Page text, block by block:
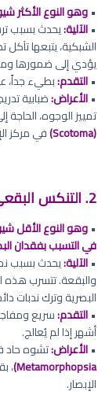
•وهو النوع الأكثر
•الآلية:يحدث بسبب
الشبكية، يتبعها
يؤدي إلى ضمورها
•التقدم:بطيء
•الأعراض:ضبابية
تمييز الوجوه،
(Scotoma)
في مركز
2. التنكس البقعي الرطب (WET AMD)
•وهو النوع الأقل
في التسبب بفقدان
•الآلية:يحدث بسبب
والبقعة. تتسرب هذه
البصرية وترك ندبات
•التقدم:سريع
أشهر إذا لم يُعالج.
•الأعراض:تشوه حاد
Metamorphopsia)،
الإبصار.